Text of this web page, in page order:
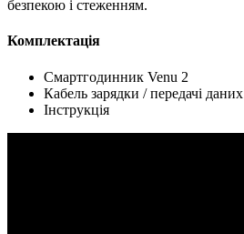
безпекою і стеженням.
Комплектація
Смартгодинник Venu 2
Кабель зарядки / передачі даних
Інструкція